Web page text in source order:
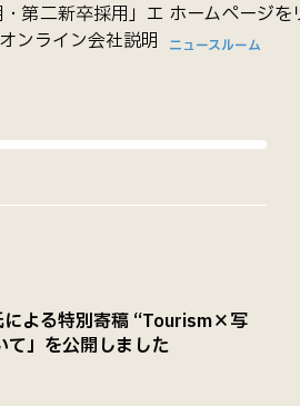
第二新卒採用」エ
ンライン会社説明
ホームページ
ニュースルーム
による特別寄稿 “Tourism×写
て」を公開しました